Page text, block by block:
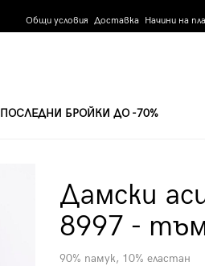
Общи условия Доставка Начини на
ПОСЛЕДНИ БРОЙКИ ДО -70%
Дамски
8997 -
90% памук, 10% еластан